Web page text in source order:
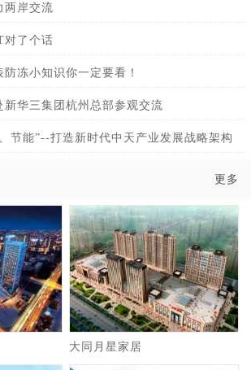
两岸交流
对了个话
冻小知识你一定要看！
新华三集团杭州总部参观交流
节能”--打造新时代中天产业发展战略架构
更多
大同月星家居